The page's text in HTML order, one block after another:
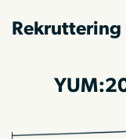
Rekruttering